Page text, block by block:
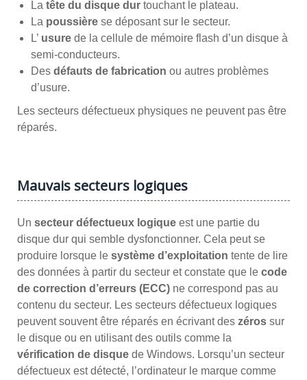
La tête du disque dur touchant le plateau.
La poussière se déposant sur le secteur.
L’ usure de la cellule de mémoire flash d’un disque à
semi-conducteurs.
Des défauts de fabrication ou autres problèmes
d’usure.
Les secteurs défectueux physiques ne peuvent pas être
réparés.
Mauvais secteurs logiques
Un secteur défectueux logique est une partie du
disque dur qui semble dysfonctionner. Cela peut se
produire lorsque le système d’exploitation tente de lire
des données à partir du secteur et constate que le code
de correction d’erreurs (ECC) ne correspond pas au
contenu du secteur. Les secteurs défectueux logiques
peuvent souvent être réparés en écrivant des zéros sur
le disque ou en utilisant des outils comme la
vérification de disque de Windows. Lorsqu’un secteur
défectueux est détecté, l’ordinateur le marque comme